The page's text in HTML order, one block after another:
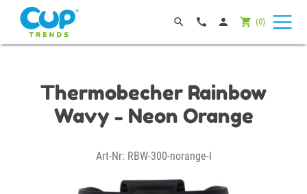
    (0)
Thermobecher Rainbow
Wavy - Neon Orange
Art-Nr: RBW-300-norange-I